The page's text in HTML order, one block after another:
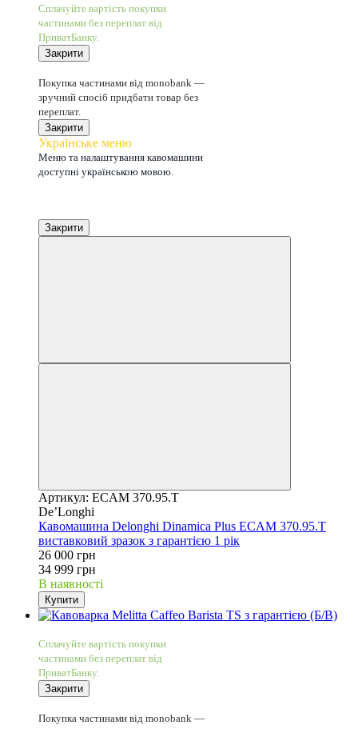
Сплачуйте вартість покупки
частинами без переплат від
ПриватБанку.
Закрити
Покупка частинами від monobank —
зручний спосіб придбати товар без
переплат.
Закрити
Українське меню
Меню та налаштування кавомашини
доступні українською мовою.
Закрити
Артикул: ECAM 370.95.T
De’Longhi
Кавомашина Delonghi Dinamica Plus ECAM 370.95.T
виставковий зразок з гарантією 1 рік
26 000 грн
34 999 грн
В наявності
Купити
Сплачуйте вартість покупки
частинами без переплат від
ПриватБанку.
Закрити
Покупка частинами від monobank —